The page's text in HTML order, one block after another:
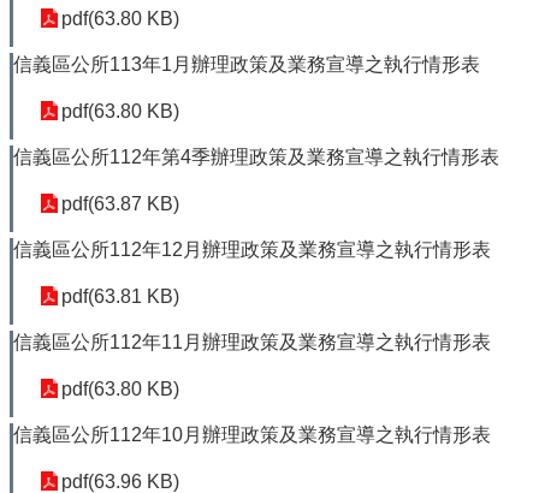
pdf(63.80 KB)
信義區公所113年1月辦理政策及業務宣導之執行情形表
pdf(63.80 KB)
信義區公所112年第4季辦理政策及業務宣導之執行情形表
pdf(63.87 KB)
信義區公所112年12月辦理政策及業務宣導之執行情形表
pdf(63.81 KB)
信義區公所112年11月辦理政策及業務宣導之執行情形表
pdf(63.80 KB)
信義區公所112年10月辦理政策及業務宣導之執行情形表
pdf(63.96 KB)